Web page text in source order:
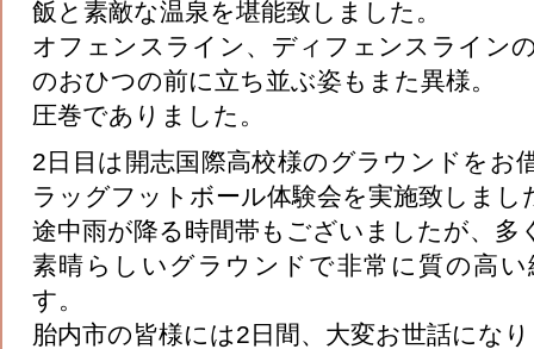
飯と素敵な温泉を堪能致しました。
オフェンスライン、ディフェンスライン
のおひつの前に立ち並ぶ姿もまた異様。
圧巻でありました。
2日目は開志国際高校様のグラウンドをお
ラッグフットボール体験会を実施致しまし
途中雨が降る時間帯もございましたが、多
素晴らしいグラウンドで非常に質の高
す。
胎内市の皆様には2日間、大変お世話にな